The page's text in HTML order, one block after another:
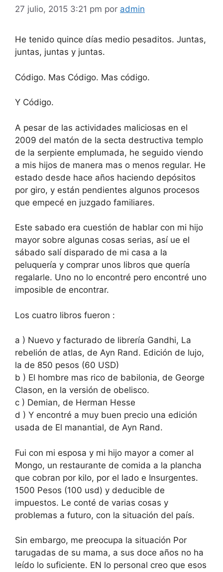
27 julio, 2015 3:21 pm por admin
He tenido quince días medio pesaditos. Juntas,
juntas, juntas y juntas.
Código. Mas Código. Mas código.
Y Código.
A pesar de las actividades maliciosas en el
2009 del matón de la secta destructiva templo
de la serpiente emplumada, he seguido viendo
a mis hijos de manera mas o menos regular. He
estado desde hace años haciendo depósitos
por giro, y están pendientes algunos procesos
que empecé en juzgado familiares.
Este sabado era cuestión de hablar con mi hijo
mayor sobre algunas cosas serias, así ue el
sábado salí disparado de mi casa a la
peluquería y comprar unos libros que quería
regalarle. Uno no lo encontré pero encontré uno
imposible de encontrar.
Los cuatro libros fueron :
a ) Nuevo y facturado de librería Gandhi, La
rebelión de atlas, de Ayn Rand. Edición de lujo,
la de 850 pesos (60 USD)
b ) El hombre mas rico de babilonia, de George
Clason, en la versión de obelisco.
c ) Demian, de Herman Hesse
d ) Y encontré a muy buen precio una edición
usada de El manantial, de Ayn Rand.
Fui con mi esposa y mi hijo mayor a comer al
Mongo, un restaurante de comida a la plancha
que cobran por kilo, por el lado e Insurgentes.
1500 Pesos (100 usd) y deducible de
impuestos. Le conté de varias cosas y
problemas a futuro, con la situación del país.
Sin embargo, me preocupa la situación Por
tarugadas de su mama, a sus doce años no ha
leído lo suficiente. EN lo personal creo que esos